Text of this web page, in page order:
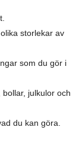
storlekar av
som du gör i
julkulor och
du kan göra.